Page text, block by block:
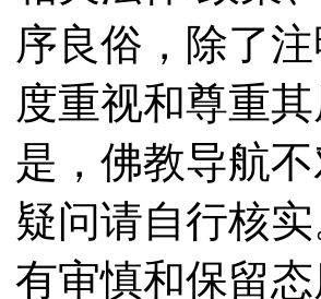
序良俗，除了
度重视和尊重
是，佛教导航
疑问请自行核
有审慎和保留